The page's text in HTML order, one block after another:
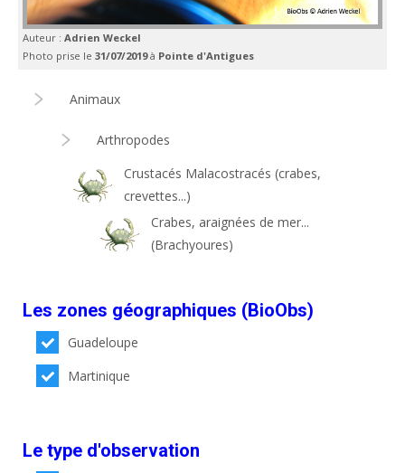
Auteur : Adrien Weckel
Photo prise le 31/07/2019à Pointe d'Antigues
Animaux
Arthropodes
Crustacés Malacostracés (crabes,
crevettes...)
Crabes, araignées de mer...
(Brachyoures)
Les zones géographiques (BioObs)
Guadeloupe
Martinique
Le type d'observation